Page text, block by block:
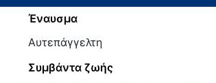
Έναυσμα
Αυτεπάγγελτη
Συμβάντα ζωής